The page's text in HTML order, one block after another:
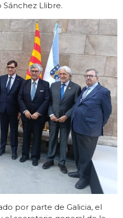
Llibre.
por parte de Galicia, el